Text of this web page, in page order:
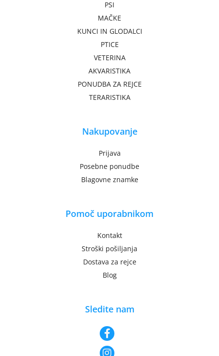
PSI
MAČKE
KUNCI IN GLODALCI
PTICE
VETERINA
AKVARISTIKA
PONUDBA ZA REJCE
TERARISTIKA
Nakupovanje
Prijava
Posebne ponudbe
Blagovne znamke
Pomoč uporabnikom
Kontakt
Stroški pošiljanja
Dostava za rejce
Blog
Sledite nam